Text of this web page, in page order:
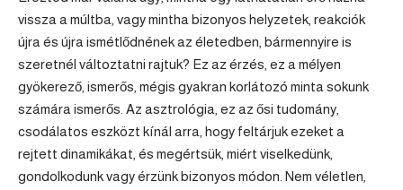
vissza a múltba, vagy mintha bizonyos helyzetek, reakciók
újra és újra ismétlődnének az életedben, bármennyire is
szeretnél változtatni rajtuk? Ez az érzés, ez a mélyen
gyökerező, ismerős, mégis gyakran korlátozó minta sokunk
számára ismerős. Az asztrológia, ez az ősi tudomány,
csodálatos eszközt kínál arra, hogy feltárjuk ezeket a
rejtett dinamikákat, és megértsük, miért viselkedünk,
gondolkodunk vagy érzünk bizonyos módon. Nem véletlen,